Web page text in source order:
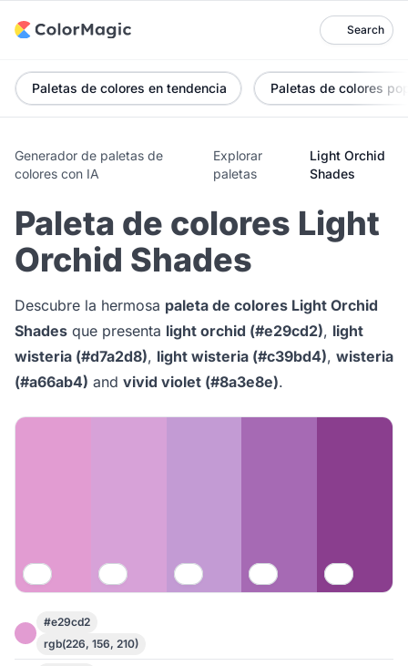
Search
Paletas de colores en tendencia Paletas de colores
Generador de paletas de
colores con IA
Explorar
paletas
Light Orchid
Shades
Paleta de colores Light
Orchid Shades
Descubre la hermosa paleta de colores Light Orchid
Shades que presenta light orchid (#e29cd2), light
wisteria (#d7a2d8), light wisteria (#c39bd4), wisteria
(#a66ab4) and vivid violet (#8a3e8e).
#e29cd2
rgb(226, 156, 210)